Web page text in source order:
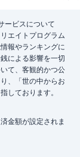
ービスについて
エイトプログラム
報やランキングに
による影響を一切
て、客観的かつ公
、「世の中からお
しております。
金額が設定されま